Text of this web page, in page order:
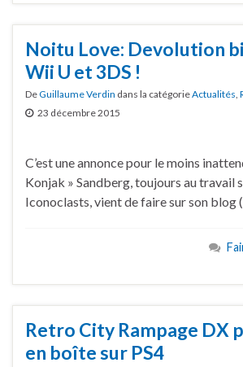
Noitu Love: Devolution
Wii U et 3DS !
DeGuillaume Verdin dans la catégorieActualités,
23 décembre 2015
C’est une annonce pour le moins
Konjak » Sandberg, toujours au travail
Iconoclasts, vient de faire sur son blog
Retro City Rampage DX
en boîte sur PS4